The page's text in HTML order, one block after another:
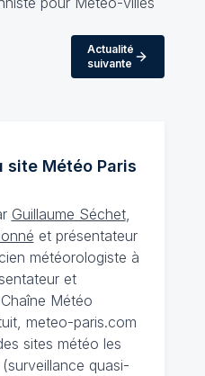
Actualité
suivante
site MétéoParis
Guillaume Séchet,
et présentateur
météorologiste à
et
Météo
meteo-paris.com
sites météo les
quasi-